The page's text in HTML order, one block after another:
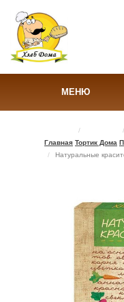
МЕНЮ
Главная Тортик Дома
Натуральные